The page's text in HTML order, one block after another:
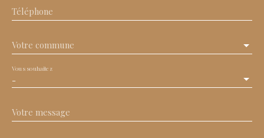
Téléphone
Votre commune
-
Vous souhaitez
Votre message